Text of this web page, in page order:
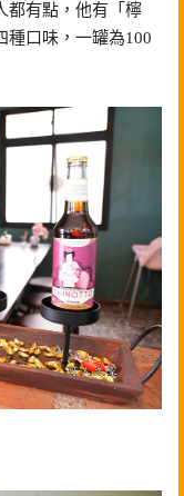
都有點，他有「檸
種口味，一罐為100